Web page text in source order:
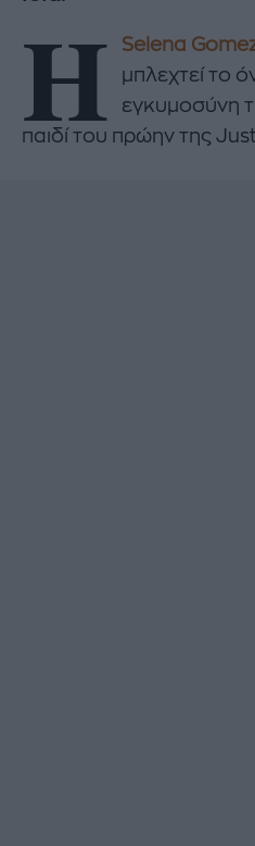
H Selena
μπλεχτεί το
εγκυμοσύνη
παιδί του πρώην της